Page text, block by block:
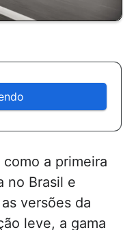
a primeira
no Brasil e
versões da
leve, a gama